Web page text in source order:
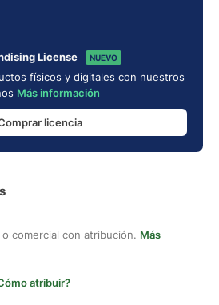
License NUEVO
físicos y digitales con nuestros
Más información
licencia
comercial con atribución. Más
atribuir?